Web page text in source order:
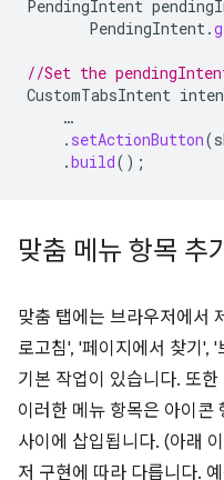
PendingIntent
PendingIntent.
//Set the
CustomTabsIntent
…
. setActionButton(
.build();
맞춤 메뉴 항목 추
맞춤 탭에는 브라우저에서
로고침', '페이지에서 찾기',
기본 작업이 있습니다. 또
이러한 메뉴 항목은 아이콘
사이에 삽입됩니다. (아래
저 구현에 따라 다릅니다.